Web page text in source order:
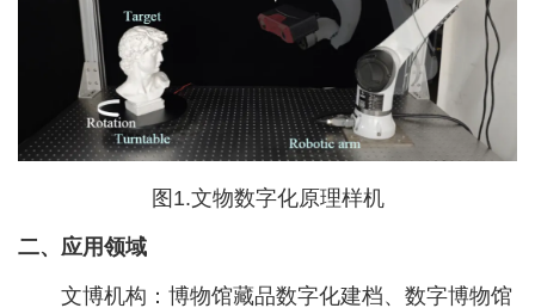
图1.文物数字化原理样机
二、 应用领域
文博机构：博物馆藏品数字化建档、数字博物馆